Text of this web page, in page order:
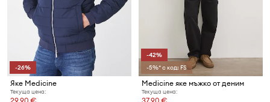
-26%
Яке Medicine
Текуща цена:
-42%
-5%* с код: FS
Medicine яке мъжко от деним
Текуща цена: